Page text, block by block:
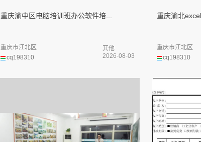
重庆渝中区电脑培训班办公软件培...
cq198310
重庆市江北区
其他
2026-08-03
重庆渝北
cq198310
重庆市江北区